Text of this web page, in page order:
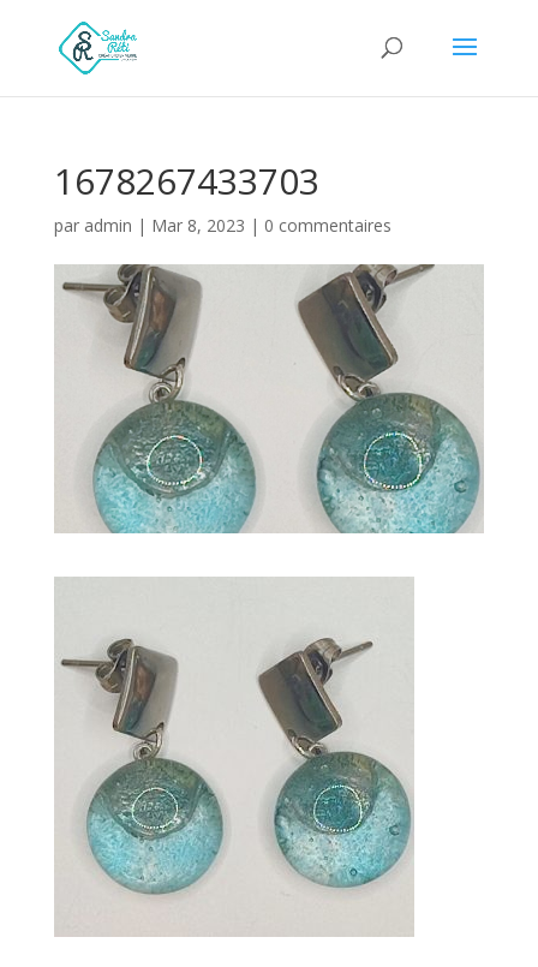
1678267433703
par admin | Mar 8, 2023 | 0 commentaires